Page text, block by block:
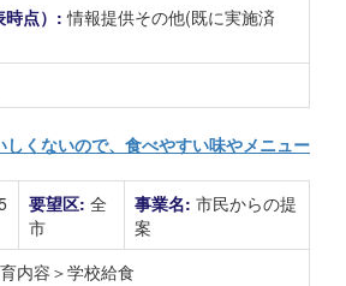
時点）:情報提供その他(既に実施済
しくないので、食べやすい味やメニュー
要望区: 全
市
事業名: 市民からの提
案
内容＞学校給食